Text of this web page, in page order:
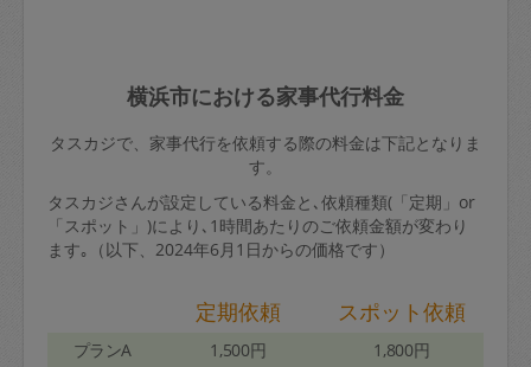
横浜市における家事代行料金
タスカジで、家事代行を依頼する際の料金は下記となりま
す。
タスカジさんが設定している料金と､依頼種類(「定期」or
「スポット」)により､1時間あたりのご依頼金額が変わり
ます｡（以下、2024年6月1日からの価格です）
定期依頼 スポット依頼
プランA 1,500円 1,800円